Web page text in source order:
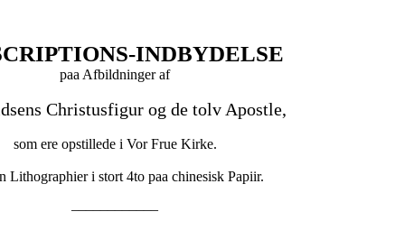
INDBYDELSE
paa Afbildninger af
Christusfigur og de tolv Apostle,
som ere opstillede i Vor Frue Kirke.
Lithographier i stort 4to paa chinesisk Papiir.
––––––––––––